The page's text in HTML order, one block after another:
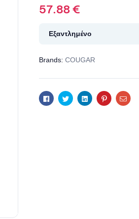
57.88€
Εξαντλημένο
Brands: COUGAR
FacebookTwitterLinkedinPinterestEmail